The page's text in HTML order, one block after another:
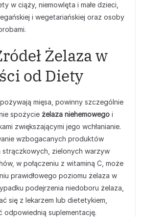
w ciąży, niemowlęta i małe dzieci,
i wegetariańskiej oraz osoby
Żelaza w
od Diety
mięsa, powinny szczególnie
spożycie żelaza niehemowego i
zwiększającymi jego wchłanianie.
wzbogacanych produktów
zielonych warzyw
w połączeniu z witaminą C, może
prawidłowego poziomu żelaza w
podejrzenia niedoboru żelaza,
się z lekarzem lub dietetykiem,
odpowiednią suplementację.